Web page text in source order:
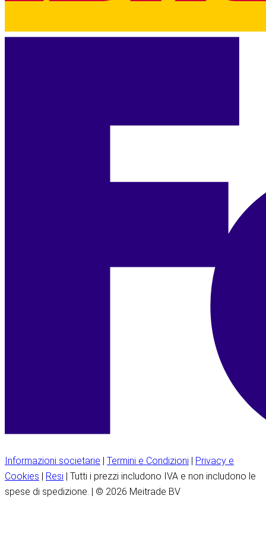
Informazioni societarie | Termini e Condizioni | Privacy e
Cookies | Resi | Tutti i prezzi includono IVA e non includono le
spese di spedizione. | © 2026 Meitrade BV